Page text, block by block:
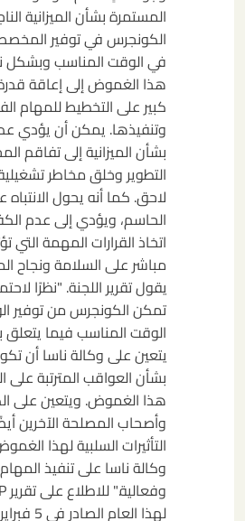
المستمرة بشأن الميزانية
الكونجرس في توفير
في الوقت المناسب وبشكل
هذا الغموض إلى إعاقة
كبير على التخطيط للمهام
وتنفيذها. يمكن أن يؤدي
بشأن الميزانية إلى تفاقم
التطوير وخلق مخاطر
لاحق. كما أنه يحول
الحاسم، ويؤدي إلى عدم
اتخاذ القرارات المهمة التي
مباشر على السلامة ونجاح
يقول تقرير اللجنة. "نظرًا
تمكن الكونجرس من توفير
الوقت المناسب فيما يتعلق
يتعين على وكالة ناسا أن
بشأن العواقب المترتبة
هذا الغموض. ويتعين على
وأصحاب المصلحة الآخرين
التأثيرات السلبية لهذا
وكالة ناسا على تنفيذ
لهذا العام